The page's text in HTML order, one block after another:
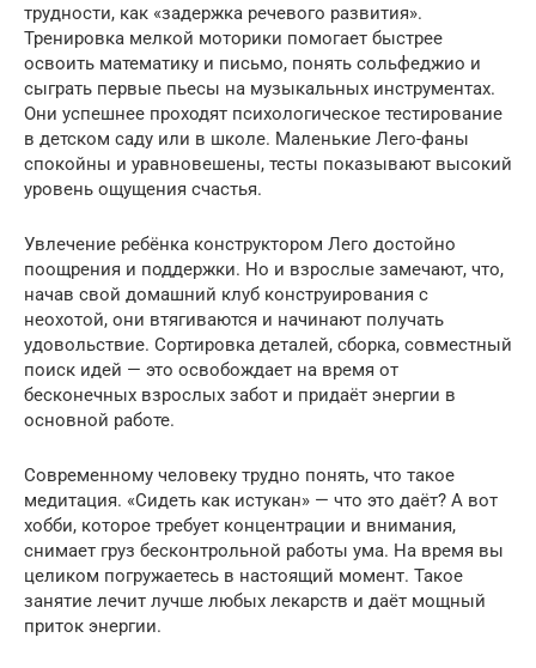
трудности, как «задержка речевого развития».
Тренировка мелкой моторики помогает быстрее
освоить математику и письмо, понять сольфеджио и
сыграть первые пьесы на музыкальных инструментах.
Они успешнее проходят психологическое тестирование
в детском саду или в школе. Маленькие Лего-фаны
спокойны и уравновешены, тесты показывают высокий
уровень ощущения счастья.
Увлечение ребёнка конструктором Лего достойно
поощрения и поддержки. Но и взрослые замечают, что,
начав свой домашний клуб конструирования с
неохотой, они втягиваются и начинают получать
удовольствие. Сортировка деталей, сборка, совместный
поиск идей — это освобождает на время от
бесконечных взрослых забот и придаёт энергии в
основной работе.
Современному человеку трудно понять, что такое
медитация. «Сидеть как истукан» — что это даёт? А вот
хобби, которое требует концентрации и внимания,
снимает груз бесконтрольной работы ума. На время вы
целиком погружаетесь в настоящий момент. Такое
занятие лечит лучше любых лекарств и даёт мощный
приток энергии.